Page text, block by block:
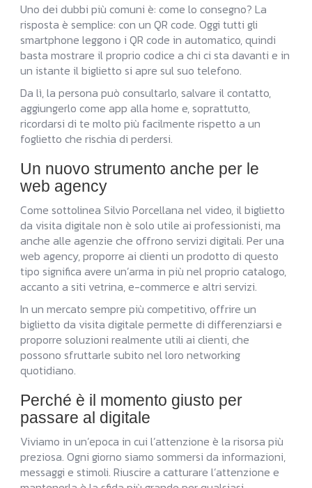
Uno dei dubbi più comuni è: come lo consegno? La
risposta è semplice: con un QR code. Oggi tutti gli
smartphone leggono i QR code in automatico, quindi
basta mostrare il proprio codice a chi ci sta davanti e in
un istante il biglietto si apre sul suo telefono.
Da lì, la persona può consultarlo, salvare il contatto,
aggiungerlo come app alla home e, soprattutto,
ricordarsi di te molto più facilmente rispetto a un
foglietto che rischia di perdersi.
Un nuovo strumento anche per le
web agency
Come sottolinea Silvio Porcellana nel video, il biglietto
da visita digitale non è solo utile ai professionisti, ma
anche alle agenzie che offrono servizi digitali. Per una
web agency, proporre ai clienti un prodotto di questo
tipo significa avere un’arma in più nel proprio catalogo,
accanto a siti vetrina, e-commerce e altri servizi.
In un mercato sempre più competitivo, offrire un
biglietto da visita digitale permette di differenziarsi e
proporre soluzioni realmente utili ai clienti, che
possono sfruttarle subito nel loro networking
quotidiano.
Perché è il momento giusto per
passare al digitale
Viviamo in un’epoca in cui l’attenzione è la risorsa più
preziosa. Ogni giorno siamo sommersi da informazioni,
messaggi e stimoli. Riuscire a catturare l’attenzione e